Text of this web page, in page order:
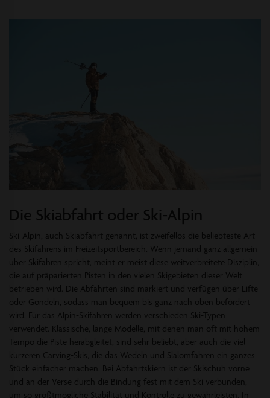
Die Skiabfahrt oder Ski-Alpin
Ski-Alpin, auch Skiabfahrt genannt, ist zweifellos die beliebteste Art
des Skifahrens im Freizeitsportbereich. Wenn jemand ganz allgemein
über Skifahren spricht, meint er meist diese weitverbreitete Disziplin,
die auf präparierten Pisten in den vielen Skigebieten dieser Welt
betrieben wird. Die Abfahrten sind markiert und verfügen über Lifte
oder Gondeln, sodass man bequem bis ganz nach oben befördert
wird. Für das Alpin-Skifahren werden verschieden Ski-Typen
verwendet. Klassische, lange Modelle, mit denen man oft mit hohem
Tempo die Piste herabgleitet, sind sehr beliebt, aber auch die viel
kürzeren Carving-Skis, die das Wedeln und Slalomfahren ein ganzes
Stück einfacher machen. Bei Abfahrtskiern ist der Skischuh vorne
und an der Verse durch die Bindung fest mit dem Ski verbunden,
um so größtmögliche Stabilität und Kontrolle zu gewährleisten. In